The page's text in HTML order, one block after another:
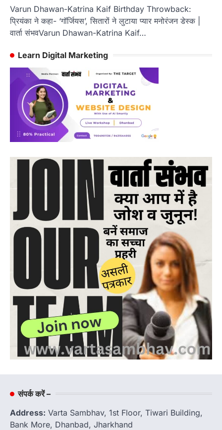
Varun Dhawan-Katrina Kaif Birthday Throwback:
प्रियंका ने कहा- ‘गॉर्जियस’, सितारों ने लुटाया प्यार मनोरंजन डेस्क |
वार्ता संभवVarun Dhawan-Katrina Kaif…
Learn Digital Marketing
संपर्क करें –
Address: Varta Sambhav, 1st Floor, Tiwari Building,
Bank More, Dhanbad, Jharkhand